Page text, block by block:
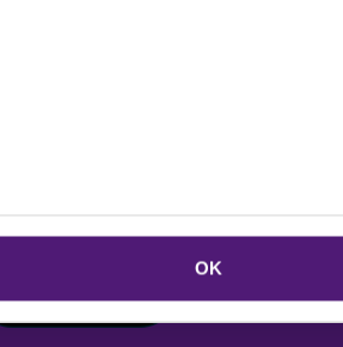
OK
Online varaukset